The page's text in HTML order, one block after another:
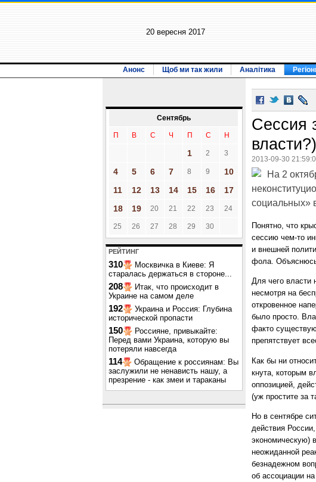
20 вересня 2017
Анонс Щоб ми так жили Аналітика
Сентябрь
П В С Ч П С Н
1 2 3
4 5 6 7 8 9
10
11
12 13 14 15 16
17
18
19 20 21 22 23 24
25 26 27 28 29 30
РЕЙТИНГ
310
Москвичка в Киеве: Я
старалась держаться в стороне...
208
Итак, что происходит в
Украине на самом деле
192
Украина и Россия: Глубина
исторической пропасти
150
Россияне, привыкайте:
Перед вами Украина, которую вы
потеряли навсегда
114
Обращение к россиянам: Вы
заслужили не ненависть нашу, а
презрение - как змеи и тараканы
Сессия
власти?)
2013-09-30
На 2
социальных»
Понятно, что
сессию чем-то
и внешней
фола.
Для чего власти
несмотря на
откровенное
было просто.
факто
препятствует
Как бы ни
кнута, которым
оппозицией,
(уж простите за
Но в сентябре
действия
экономическую)
неожиданной
безнадежном
об ассоциации